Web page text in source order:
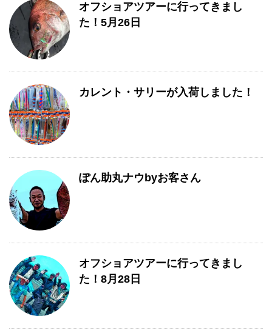
オフショアツアーに行ってきまし
た！5月26日
カレント・サリーが入荷しました！
ぽん助丸ナウbyお客さん
オフショアツアーに行ってきまし
た！8月28日